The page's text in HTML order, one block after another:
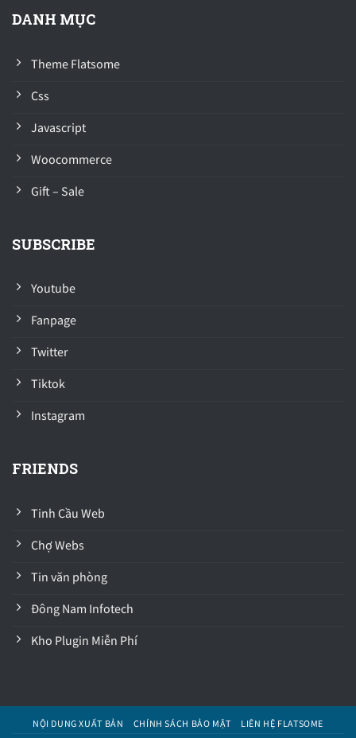
DANH MỤC
Theme Flatsome
Css
Javascript
Woocommerce
Gift – Sale
SUBSCRIBE
Youtube
Fanpage
Twitter
Tiktok
Instagram
FRIENDS
Tinh Cầu Web
Chợ Webs
Tin văn phòng
Đông Nam Infotech
Kho Plugin Miễn Phí
NỘI DUNG XUẤT BẢN CHÍNH SÁCH BẢO MẬT LIÊN HỆ FLATSOME